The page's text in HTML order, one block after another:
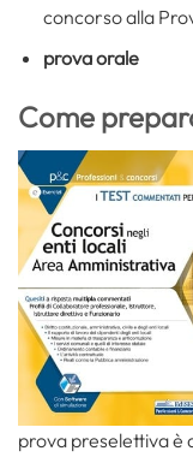
concorso alla
prova orale
Come
prova preselettiva è